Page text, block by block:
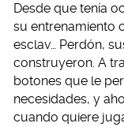
Desde que tenía
su entrenamiento
esclav… Perdón,
construyeron. A
botones que le
necesidades, y
cuando quiere